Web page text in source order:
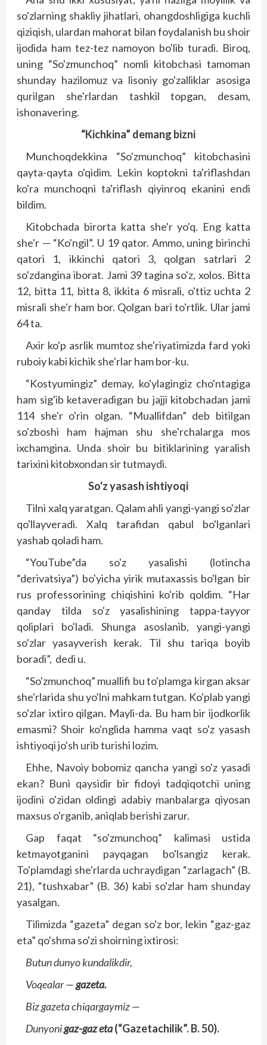
so'zlarning shakliy jihatlari, ohangdoshligiga kuchli
qiziqish, ulardan mahorat bilan foydalanish bu shoir
ijodida ham tez-tez namoyon bo'lib turadi. Biroq,
uning “So'zmunchoq” nomli kitobchasi tamoman
shunday hazilomuz va lisoniy go'zalliklar asosiga
qurilgan she'rlardan tashkil topgan, desam,
ishonavering.
“Kichkina” demang bizni
Munchoqdekkina “So'zmunchoq” kitobchasini
qayta-qayta o'qidim. Lekin koptokni ta'riflashdan
ko'ra munchoqni ta'riflash qiyinroq ekanini endi
bildim.
Kitobchada birorta katta she'r yo'q. Eng katta
she'r — “Ko'ngil”. U 19 qator. Ammo, uning birinchi
qatori 1, ikkinchi qatori 3, qolgan satrlari 2
so'zdangina iborat. Jami 39 tagina so'z, xolos. Bitta
12, bitta 11, bitta 8, ikkita 6 misrali, o'ttiz uchta 2
misrali she'r ham bor. Qolgan bari to'rtlik. Ular jami
64 ta.
Axir ko'p asrlik mumtoz she'riyatimizda fard yoki
ruboiy kabi kichik she'rlar ham bor-ku.
“Kostyumingiz” demay, ko'ylagingiz cho'ntagiga
ham sig'ib ketaveradigan bu jajji kitobchadan jami
114 she'r o'rin olgan. “Muallifdan” deb bitilgan
so'zboshi ham hajman shu she'rchalarga mos
ixchamgina. Unda shoir bu bitiklarining yaralish
tarixini kitobxondan sir tutmaydi.
So'z yasash ishtiyoqi
Tilni xalq yaratgan. Qalam ahli yangi-yangi so'zlar
qo'llayveradi. Xalq tarafidan qabul bo'lganlari
yashab qoladi ham.
“YouTube”da so'z yasalishi (lotincha
“derivatsiya”) bo'yicha yirik mutaxassis bo'lgan bir
rus professorining chiqishini ko'rib qoldim. “Har
qanday tilda so'z yasalishining tappa-tayyor
qoliplari bo'ladi. Shunga asoslanib, yangi-yangi
so'zlar yasayverish kerak. Til shu tariqa boyib
boradi”, dedi u.
“So'zmunchoq” muallifi bu to'plamga kirgan aksar
she'rlarida shu yo'lni mahkam tutgan. Ko'plab yangi
so'zlar ixtiro qilgan. Mayli-da. Bu ham bir ijodkorlik
emasmi? Shoir ko'nglida hamma vaqt so'z yasash
ishtiyoqi jo'sh urib turishi lozim.
Ehhe, Navoiy bobomiz qancha yangi so'z yasadi
ekan? Buni qaysidir bir fidoyi tadqiqotchi uning
ijodini o'zidan oldingi adabiy manbalarga qiyosan
maxsus o'rganib, aniqlab berishi zarur.
Gap faqat “so'zmunchoq” kalimasi ustida
ketmayotganini payqagan bo'lsangiz kerak.
To'plamdagi she'rlarda uchraydigan “zarlagach” (B.
21), “tushxabar” (B. 36) kabi so'zlar ham shunday
yasalgan.
Tilimizda “gazeta” degan so'z bor, lekin “gaz-gaz
eta” qo'shma so'zi shoirning ixtirosi:
Butun dunyo kundalikdir,
Voqealar —gazeta.
Biz gazeta chiqargaymiz —
Dunyonigaz-gaz eta(“Gazetachilik”. B. 50).